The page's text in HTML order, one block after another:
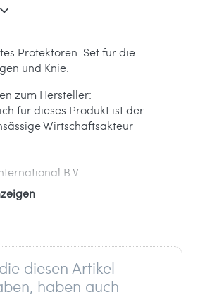
Protektoren-Set für die
und Knie.
zum Hersteller:
für dieses Produkt ist der
Wirtschaftsakteur
B.V.
diesen Artikel
haben auch